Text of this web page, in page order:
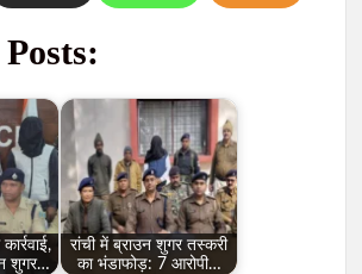
शुगर…
रांची में ब्राउन शुगर तस्करी
का भंडाफोड़: 7 आरोपी…